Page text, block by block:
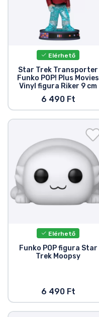
Elérhető
Star Trek Transporter
Funko POP! Plus Movies
Vinyl figura Riker 9 cm
6 490 Ft
Elérhető
Funko POP figura Star
Trek Moopsy
6 490 Ft